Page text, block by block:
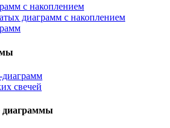
с накоплением
диаграмм с накоплением
диаграмм
свечей
диаграммы